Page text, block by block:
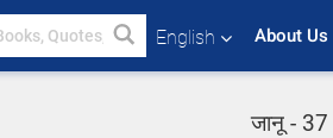
English About Us
जानू - 37